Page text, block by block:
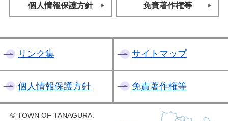
個人情報保護方針 免責著作権等
リンク集 サイトマップ
個人情報保護方針 免責著作権等
© TOWN OF TANAGURA.